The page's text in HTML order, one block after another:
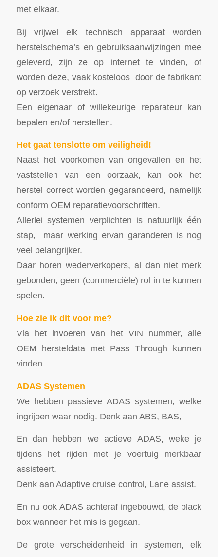
met elkaar.
Bij vrijwel elk technisch apparaat worden
herstelschema’s en gebruiksaanwijzingen mee
geleverd, zijn ze op internet te vinden, of
worden deze, vaak kosteloos door de fabrikant
op verzoek verstrekt.
Een eigenaar of willekeurige reparateur kan
bepalen en/of herstellen.
Het gaat tenslotte om veiligheid!
Naast het voorkomen van ongevallen en het
vaststellen van een oorzaak, kan ook het
herstel correct worden gegarandeerd, namelijk
conform OEM reparatievoorschriften.
Allerlei systemen verplichten is natuurlijk één
stap, maar werking ervan garanderen is nog
veel belangrijker.
Daar horen wederverkopers, al dan niet merk
gebonden, geen (commerciële) rol in te kunnen
spelen.
Hoe zie ik dit voor me?
Via het invoeren van het VIN nummer, alle
OEM hersteldata met Pass Through kunnen
vinden.
ADAS Systemen
We hebben passieve ADAS systemen, welke
ingrijpen waar nodig. Denk aan ABS, BAS,
En dan hebben we actieve ADAS, weke je
tijdens het rijden met je voertuig merkbaar
assisteert.
Denk aan Adaptive cruise control, Lane assist.
En nu ook ADAS achteraf ingebouwd, de black
box wanneer het mis is gegaan.
De grote verscheidenheid in systemen, elk